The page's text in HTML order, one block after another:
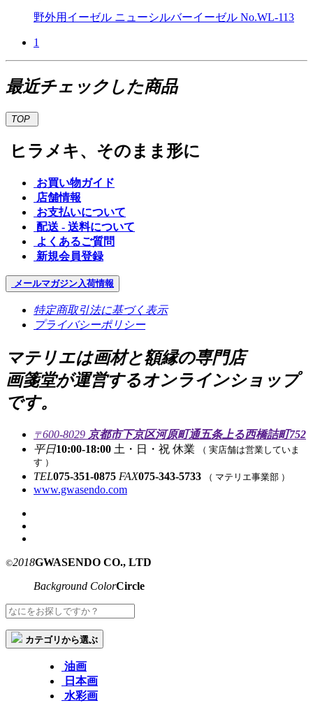
野外用イーゼル ニューシルバーイーゼル No.WL-113
1
最近チェックした商品
TOP
ヒラメキ、そのまま形に
お買い物ガイド
店舗情報
お支払いについて
配送 - 送料について
よくあるご質問
新規会員登録
メールマガジン入荷情報
特定商取引法に基づく表示
プライバシーポリシー
マテリエは画材と額縁の専門店
画箋堂が運営するオンラインショップ
です。
〒600-8029 京都市下京区河原町通五条上る西橋詰町752
平日10:00-18:00 土・日・祝 休業 （ 実店舗は営業していま
す ）
TEL075-351-0875 FAX075-343-5733 （ マテリエ事業部 ）
www.gwasendo.com
©2018GWASENDO CO., LTD
Background ColorCircle
カテゴリから選ぶ
油画
日本画
水彩画